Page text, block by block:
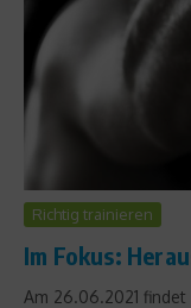
Richtig trainieren
Im Fokus:
Am 26.06.2021 findet